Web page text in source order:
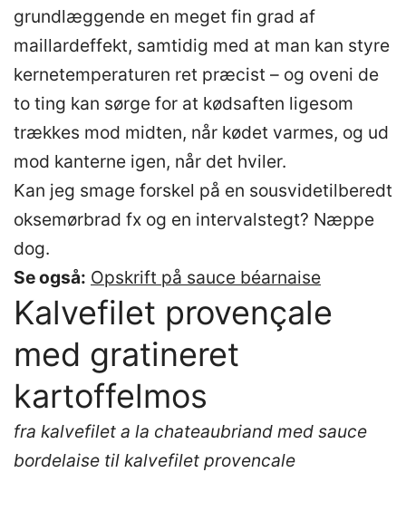
grundlæggende en meget fin grad af
maillardeffekt, samtidig med at man kan styre
kernetemperaturen ret præcist – og oveni de
to ting kan sørge for at kødsaften ligesom
trækkes mod midten, når kødet varmes, og ud
mod kanterne igen, når det hviler.
Kan jeg smage forskel på en sousvidetilberedt
oksemørbrad fx og en intervalstegt? Næppe
dog.
Se også: Opskrift på sauce béarnaise
Kalvefilet provençale
med gratineret
kartoffelmos
fra kalvefilet a la chateaubriand med sauce
bordelaise til kalvefilet provencale